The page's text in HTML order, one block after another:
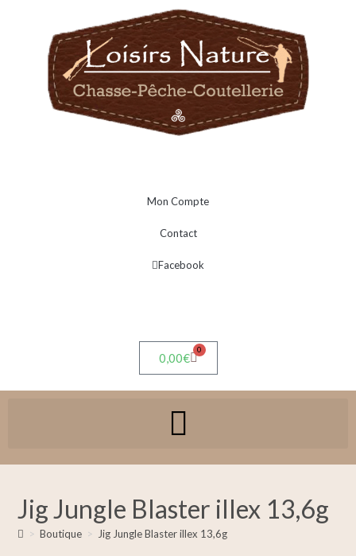
Mon Compte
Contact
Facebook
0,00€
0
Jig Jungle Blaster illex 13,6g
> Boutique > Jig Jungle Blaster illex 13,6g